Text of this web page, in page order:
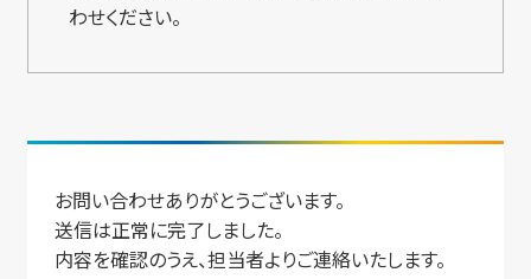
わせください。
お問い合わせありがとうございます。
送信は正常に完了しました。
内容を確認のうえ、担当者よりご連絡いたします。